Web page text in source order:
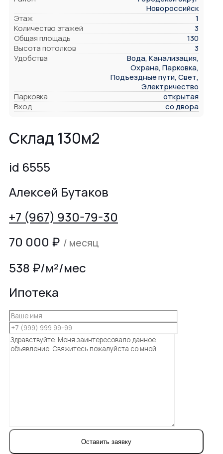
Новороссийск
Этаж
1
Количество этажей
3
Общая площадь
130
Высота потолков
3
Удобства
Вода, Канализация,
Охрана, Парковка,
Подъездные пути, Свет,
Электричество
Парковка
открытая
Вход
со двора
Склад 130м2
id 6555
Алексей Бутаков
+7 (967) 930-79-30
70 000 ₽ / месяц
538 ₽/м²/мес
Ипотека